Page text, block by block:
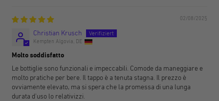
02/08/2025
Christian Krusch
Kempten Algovia, DE
Molto soddisfatto
Le bottiglie sono funzionali e impeccabili. Comode da maneggiare e
molto pratiche per bere. Il tappo è a tenuta stagna. Il prezzo è
ovviamente elevato, ma si spera che la promessa di una lunga
durata d'uso lo relativizzi.